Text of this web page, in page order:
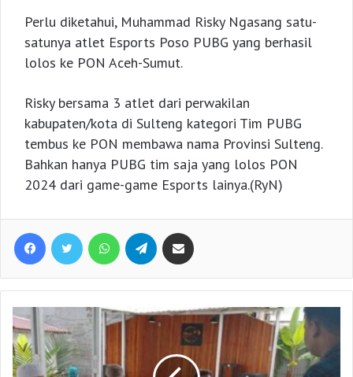
Perlu diketahui, Muhammad Risky Ngasang satu-
satunya atlet Esports Poso PUBG yang berhasil
lolos ke PON Aceh-Sumut.
Risky bersama 3 atlet dari perwakilan
kabupaten/kota di Sulteng kategori Tim PUBG
tembus ke PON membawa nama Provinsi Sulteng.
Bahkan hanya PUBG tim saja yang lolos PON
2024 dari game-game Esports lainya.(RyN)
Facebook Twitter WhatsApp Telegram